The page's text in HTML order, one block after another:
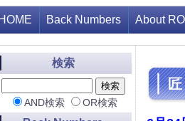
HOME Back Numbers About
匠
検索
AND検索 OR検索